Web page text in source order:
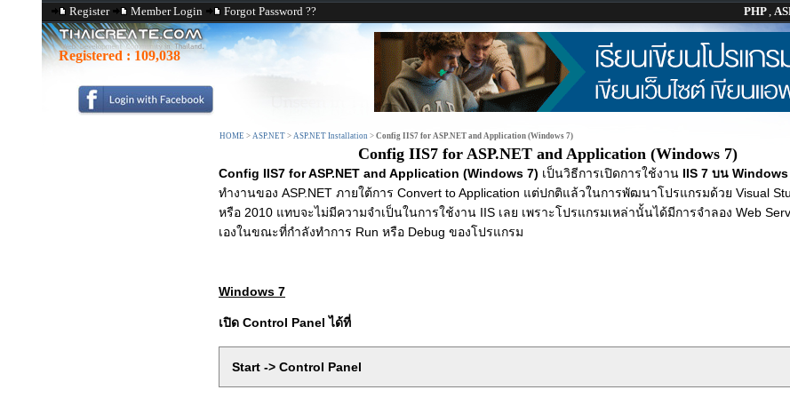
Register Member Login Forgot Password ?? PHP,
Registered : 109,038
HOME > ASP.NET > ASP.NET Installation > Config IIS7 for ASP.NET and Application (Windows 7)
Config IIS7 for ASP.NET and Application (Windows 7)
Config IIS7 for ASP.NET and Application (Windows 7) เป็นวิธีการเปิดการใช้งาน IIS 7 บน Windows
ทำงานของ ASP.NET ภายใต้การ Convert to Application แต่ปกติแล้วในการพัฒนาโปรแกรมด้วย Visual
หรือ 2010 แทบจะไม่มีความจำเป็นในการใช้งาน IIS เลย เพราะโปรแกรมเหล่านั้นได้มีการจำลอง Web
เองในขณะที่กำลังทำการ Run หรือ Debug ของโปรแกรม
Windows 7
เปิด Control Panel ได้ที่
Start -> Control Panel